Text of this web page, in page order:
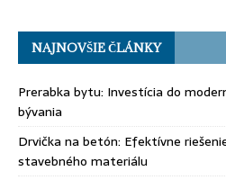
NAJNOVŠIE ČLÁNKY
Prerabka bytu: Investícia do
bývania
Drvička na betón: Efektívne
stavebného materiálu